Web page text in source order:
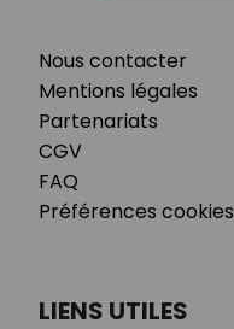
Nous contacter
Mentions légales
Partenariats
CGV
FAQ
Préférences cookies
LIENS UTILES